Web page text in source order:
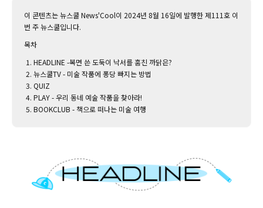
이 콘텐츠는 뉴스쿨 News'Cool이 2024년 8월 16일에 발행한 제111호 이
번 주 뉴스쿨입니다.‌
목차
HEADLINE -복면 쓴 도둑이 낙서를 훔친 까닭은?
뉴스쿨TV - 미술 작품에 퐁당 빠지는 방법
QUIZ
PLAY - 우리 동네 예술 작품을 찾아라!
BOOKCLUB - 책으로 떠나는 미술 여행